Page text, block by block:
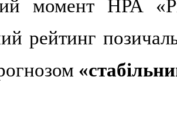
момент НРА
рейтинг